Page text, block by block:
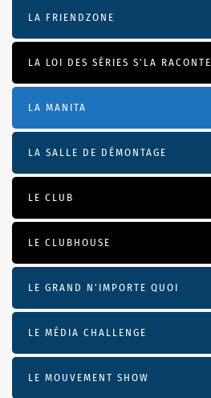
LA FRIENDZONE
LA LOI DES SÉRIES S'LA RACONTE
LA MANITA
LA SALLE DE DÉMONTAGE
LE CLUB
LE CLUBHOUSE
LE GRAND N’IMPORTE QUOI
LE MÉDIA CHALLENGE
LE MOUVEMENT SHOW